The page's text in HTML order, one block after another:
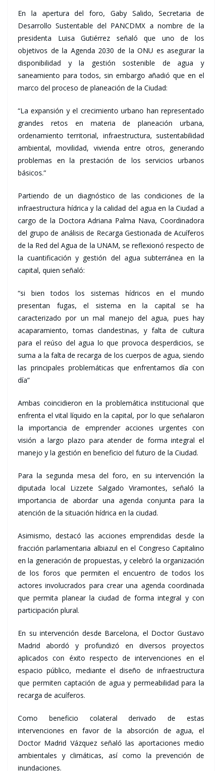
En la apertura del foro, Gaby Salido, Secretaria de
Desarrollo Sustentable del PANCDMX a nombre de la
presidenta Luisa Gutiérrez señaló que uno de los
objetivos de la Agenda 2030 de la ONU es asegurar la
disponibilidad y la gestión sostenible de agua y
saneamiento para todos, sin embargo añadió que en el
marco del proceso de planeación de la Ciudad:
“La expansión y el crecimiento urbano han representado
grandes retos en materia de planeación urbana,
ordenamiento territorial, infraestructura, sustentabilidad
ambiental, movilidad, vivienda entre otros, generando
problemas en la prestación de los servicios urbanos
básicos.”
Partiendo de un diagnóstico de las condiciones de la
infraestructura hídrica y la calidad del agua en la Ciudad a
cargo de la Doctora Adriana Palma Nava, Coordinadora
del grupo de análisis de Recarga Gestionada de Acuíferos
de la Red del Agua de la UNAM, se reflexionó respecto de
la cuantificación y gestión del agua subterránea en la
capital, quien señaló:
“si bien todos los sistemas hídricos en el mundo
presentan fugas, el sistema en la capital se ha
caracterizado por un mal manejo del agua, pues hay
acaparamiento, tomas clandestinas, y falta de cultura
para el reúso del agua lo que provoca desperdicios, se
suma a la falta de recarga de los cuerpos de agua, siendo
las principales problemáticas que enfrentamos día con
día”
Ambas coincidieron en la problemática institucional que
enfrenta el vital líquido en la capital, por lo que señalaron
la importancia de emprender acciones urgentes con
visión a largo plazo para atender de forma integral el
manejo y la gestión en beneficio del futuro de la Ciudad.
Para la segunda mesa del foro, en su intervención la
diputada local Lizzete Salgado Viramontes, señaló la
importancia de abordar una agenda conjunta para la
atención de la situación hídrica en la ciudad.
Asimismo, destacó las acciones emprendidas desde la
fracción parlamentaria albiazul en el Congreso Capitalino
en la generación de propuestas, y celebró la organización
de los foros que permiten el encuentro de todos los
actores involucrados para crear una agenda coordinada
que permita planear la ciudad de forma integral y con
participación plural.
En su intervención desde Barcelona, el Doctor Gustavo
Madrid abordó y profundizó en diversos proyectos
aplicados con éxito respecto de intervenciones en el
espacio público, mediante el diseño de infraestructura
que permiten captación de agua y permeabilidad para la
recarga de acuíferos.
Como beneficio colateral derivado de estas
intervenciones en favor de la absorción de agua, el
Doctor Madrid Vázquez señaló las aportaciones medio
ambientales y climáticas, así como la prevención de
inundaciones.